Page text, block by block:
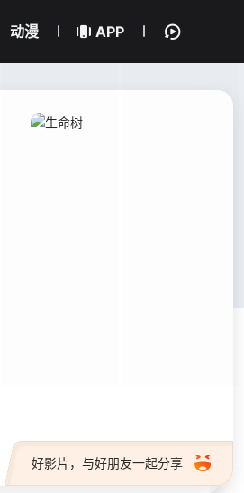
动漫 APP
好影片，与好朋友一起分享